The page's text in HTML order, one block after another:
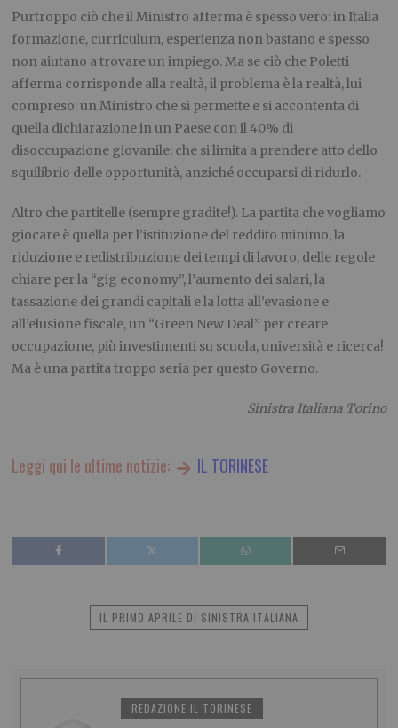
Purtroppo ciò che il Ministro afferma è spesso vero: in Italia
formazione, curriculum, esperienza non bastano e spesso
non aiutano a trovare un impiego. Ma se ciò che Poletti
afferma corrisponde alla realtà, il problema è la realtà, lui
compreso: un Ministro che si permette e si accontenta di
quella dichiarazione in un Paese con il 40% di
disoccupazione giovanile; che si limita a prendere atto dello
squilibrio delle opportunità, anziché occuparsi di ridurlo.
Altro che partitelle (sempre gradite!). La partita che vogliamo
giocare è quella per l’istituzione del reddito minimo, la
riduzione e redistribuzione dei tempi di lavoro, delle regole
chiare per la “gig economy”, l’aumento dei salari, la
tassazione dei grandi capitali e la lotta all’evasione e
all’elusione fiscale, un “Green New Deal” per creare
occupazione, più investimenti su scuola, università e ricerca!
Ma è una partita troppo seria per questo Governo.
Sinistra Italiana Torino
Leggi qui le ultime notizie: IL TORINESE
IL PRIMO APRILE DI SINISTRA ITALIANA
REDAZIONE IL TORINESE